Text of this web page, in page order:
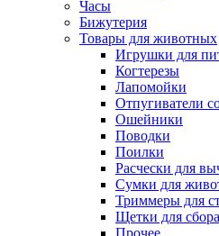
Часы
Бижутерия
Товары для животных
Игрушки для
Когтерезы
Лапомойки
Отпугиватели
Ошейники
Поводки
Поилки
Расчески для
Сумки для
Триммеры для
Щетки для
Прочее